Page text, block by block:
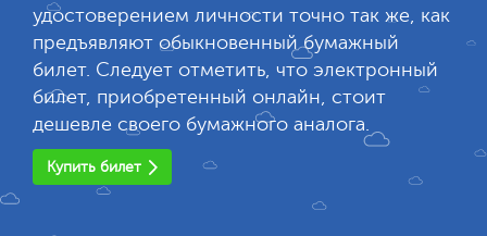
удостоверением личности точно так же, как
предъявляют обыкновенный бумажный
билет. Следует отметить, что электронный
билет, приобретенный онлайн, стоит
дешевле своего бумажного аналога.
Купить билет